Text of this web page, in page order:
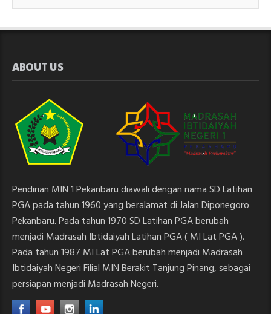
ABOUT US
Pendirian MIN 1 Pekanbaru diawali dengan nama SD Latihan
PGA pada tahun 1960 yang beralamat di Jalan Diponegoro
Pekanbaru. Pada tahun 1970 SD Latihan PGA berubah
menjadi Madrasah Ibtidaiyah Latihan PGA ( MI Lat PGA ).
Pada tahun 1987 MI Lat PGA berubah menjadi Madrasah
Ibtidaiyah Negeri Filial MIN Berakit Tanjung Pinang, sebagai
persiapan menjadi Madrasah Negeri.